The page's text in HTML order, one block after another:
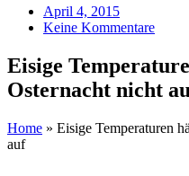
April 4, 2015
Keine Kommentare
Eisige
Osternacht nicht
Home » Eisige Temperaturen
auf